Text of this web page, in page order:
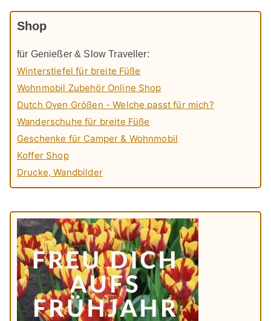
Shop
für Genießer & Slow Traveller:
Winterstiefel für breite Füße
Wohnmobil Zubehör Online Shop
Dutch Oven Größen - Welche passt für mich?
Wanderschuhe für breite Füße
Geschenke für Camper & Wohnmobil
Koffer Shop
Drucke, Wandbilder